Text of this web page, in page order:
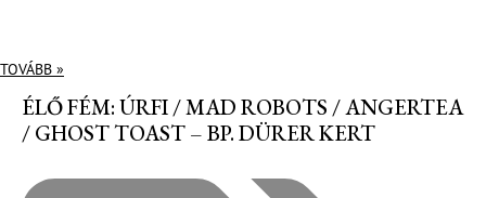
TOVÁBB »
ÉLŐ FÉM: ÚRFI / MAD ROBOTS / ANGERTEA
/ GHOST TOAST – BP. DÜRER KERT